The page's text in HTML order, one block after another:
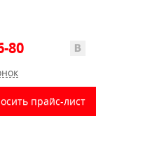
80
прайс-лист